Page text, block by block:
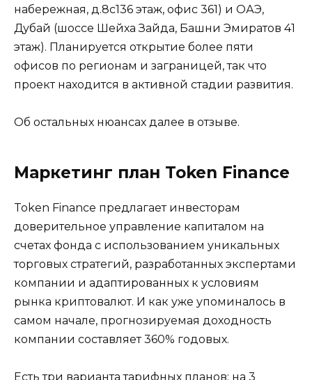
набережная, д.8c136 этаж, офис 361) и ОАЭ,
Дубай (шоссе Шейха Зайда, Башни Эмиратов 41
этаж). Планируется открытие более пяти
офисов по регионам и заграницей, так что
проект находится в активной стадии развития.
Об остальных нюансах далее в отзыве.
Маркетинг план Token Finance
Token Finance предлагает инвесторам
доверительное управление капиталом на
счетах фонда с использованием уникальных
торговых стратегий, разработанных экспертами
компании и адаптированных к условиям
рынка криптовалют. И как уже упоминалось в
самом начале, прогнозируемая доходность
компании составляет 360% годовых.
Есть три варианта тарифных планов: на 3